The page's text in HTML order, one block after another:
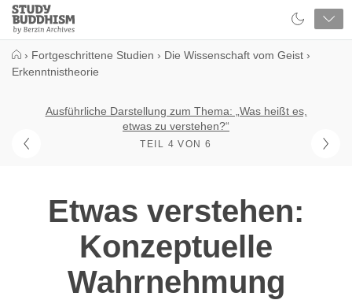
Close
Study
Buddhism
› Fortgeschrittene Studien › Die Wissenschaft vom Geist ›
Erkenntnistheorie
Ausführliche Darstellung zum Thema: „Was heißt es,
etwas zu verstehen?“
TEIL 4 VON 6
Etwas verstehen:
Konzeptuelle
Wahrnehmung